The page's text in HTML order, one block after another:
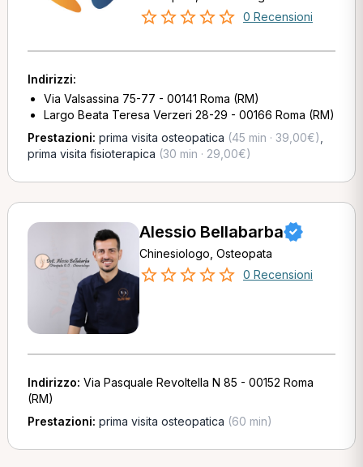
0 Recensioni
Indirizzi:
Via Valsassina 75-77 - 00141 Roma (RM)
Largo Beata Teresa Verzeri 28-29 - 00166 Roma (RM)
Prestazioni: prima visita osteopatica (45 min · 39,00€)
prima visita fisioterapica (30 min · 29,00€)
Alessio Bellabarba
Chinesiologo, Osteopata
0 Recensioni
Indirizzo: Via Pasquale Revoltella N 85 - 00152 Roma
(RM)
Prestazioni: prima visita osteopatica (60 min)